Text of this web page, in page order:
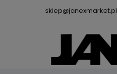
sklep@janexmarket.pl